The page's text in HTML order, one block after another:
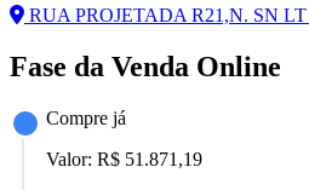
RUA PROJETADA R21,N. SN
Fase da Venda Online
Compre já
Valor: R$ 51.871,19